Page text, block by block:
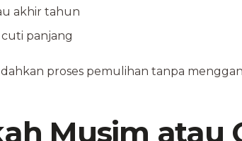
akhir tahun
cuti panjang
proses pemulihan tanpa
Musim atau